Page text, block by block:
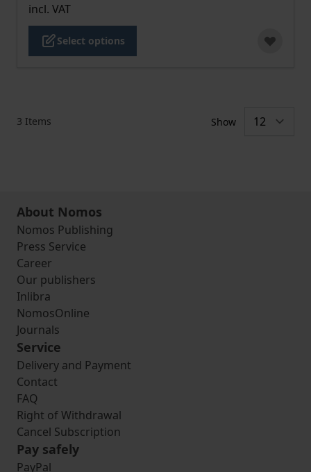
incl. VAT
Select options
3 Items Show
About Nomos
Nomos Publishing
Press Service
Career
Our publishers
Inlibra
NomosOnline
Journals
Service
Delivery and Payment
Contact
FAQ
Right of Withdrawal
Cancel Subscription
Pay safely
PayPal